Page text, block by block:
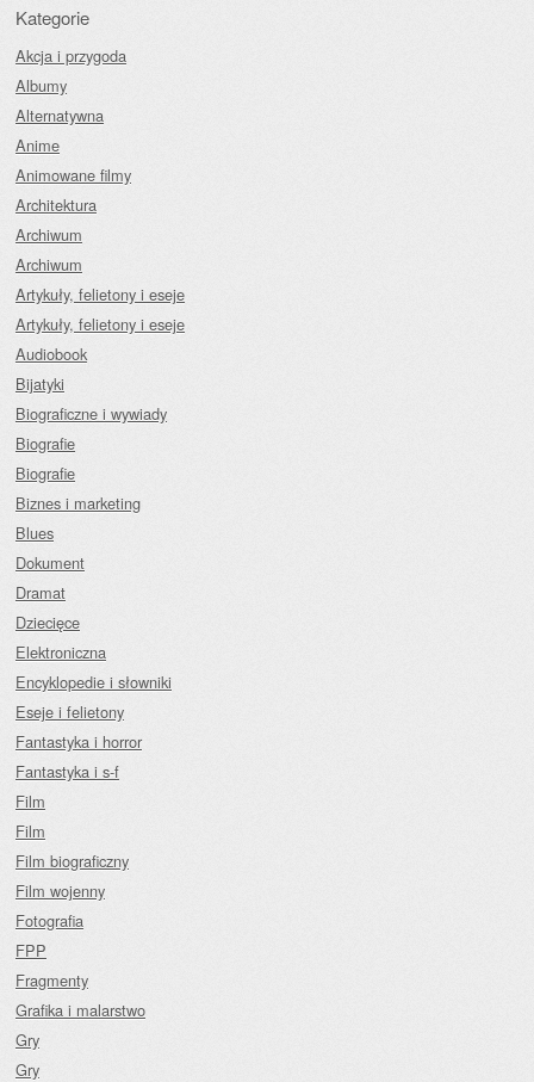
Kategorie
Akcja i przygoda
Albumy
Alternatywna
Anime
Animowane filmy
Architektura
Archiwum
Archiwum
Artykuły, felietony i eseje
Artykuły, felietony i eseje
Audiobook
Bijatyki
Biograficzne i wywiady
Biografie
Biografie
Biznes i marketing
Blues
Dokument
Dramat
Dziecięce
Elektroniczna
Encyklopedie i słowniki
Eseje i felietony
Fantastyka i horror
Fantastyka i s-f
Film
Film
Film biograficzny
Film wojenny
Fotografia
FPP
Fragmenty
Grafika i malarstwo
Gry
Gry